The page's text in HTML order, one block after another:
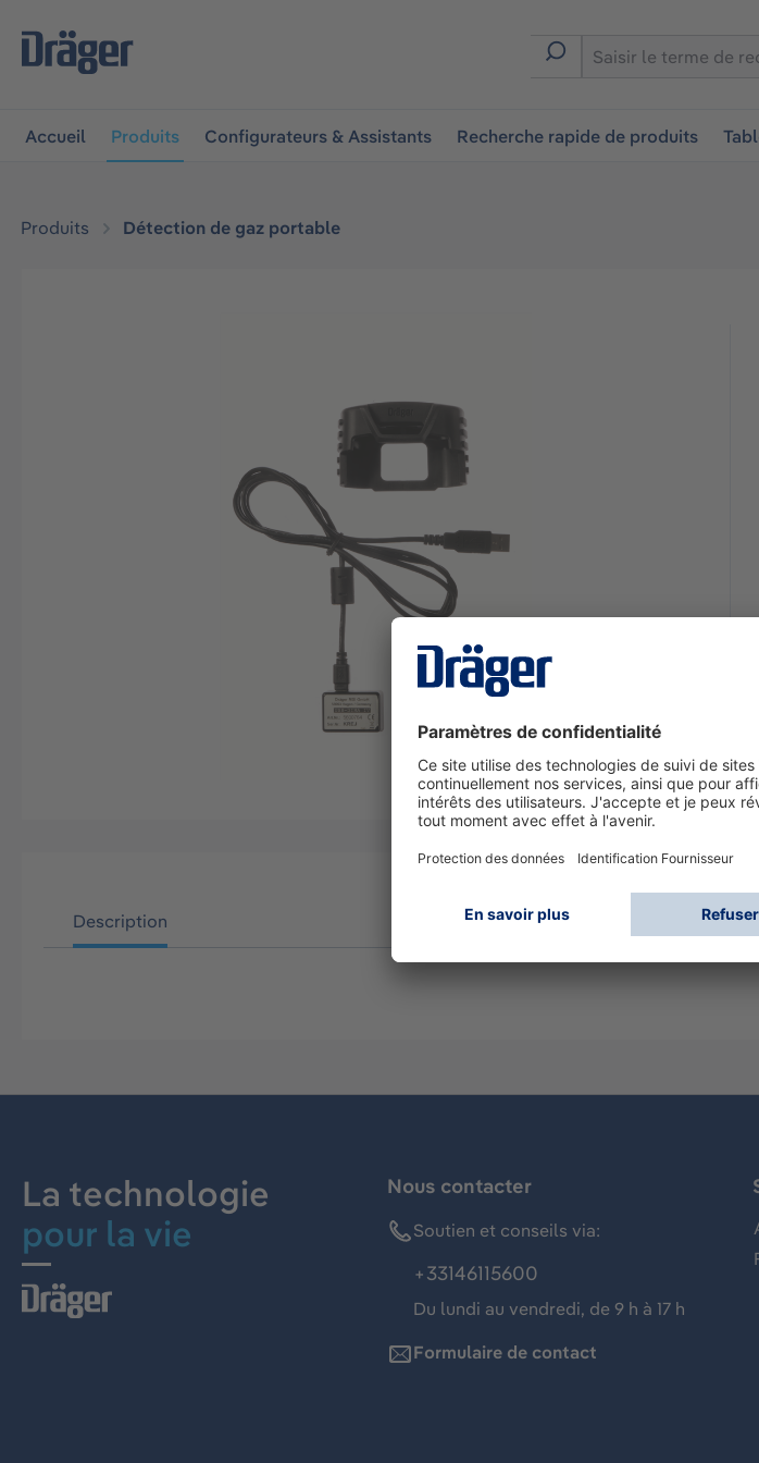
à la navigation principale
Accueil Produits Configurateurs & Assistants Recherche rapide de produits
Produits Détection de gaz portable
Description
La technologie
pour la vie
Nous contacter
Soutien et conseils via:
+33146115600
Du lundi au vendredi, de 9 h à 17 h
Formulaire de contact